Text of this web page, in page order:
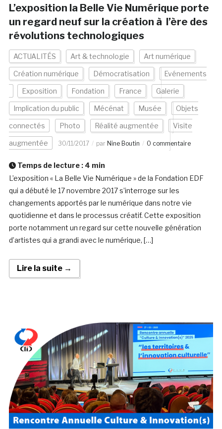
L’exposition la Belle Vie Numérique porte
un regard neuf sur la création à l’ère des
révolutions technologiques
ACTUALITÉS Art & technologie Art numérique
Création numérique Démocratisation Evénements
Exposition Fondation France Galerie
Implication du public Mécénat Musée Objets
connectés Photo Réalité augmentée Visite
augmentée 30/11/2017 par Nine Boutin 0 commentaire
Temps de lecture : 4 min
L’exposition « La Belle Vie Numérique » de la Fondation EDF
qui a débuté le 17 novembre 2017 s’interroge sur les
changements apportés par le numérique dans notre vie
quotidienne et dans le processus créatif. Cette exposition
porte notamment un regard sur cette nouvelle génération
d’artistes qui a grandi avec le numérique, […]
Lire la suite →